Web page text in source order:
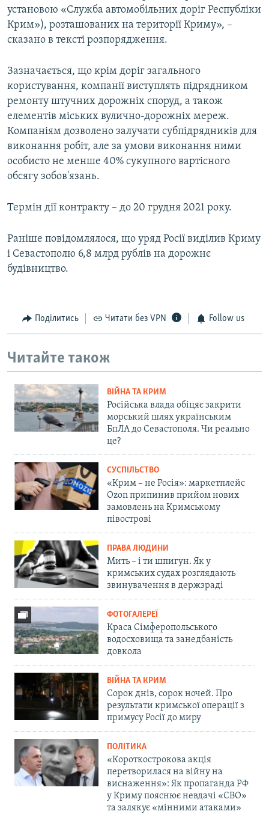
установою «Служба автомобільних доріг Республіки
Крим»), розташованих на території Криму», –
сказано в тексті розпорядження.
Зазначається, що крім доріг загального
користування, компанії виступлять підрядником
ремонту штучних дорожніх споруд, а також
елементів міських вулично-дорожніх мереж.
Компаніям дозволено залучати субпідрядників для
виконання робіт, але за умови виконання ними
особисто не менше 40% сукупного вартісного
обсягу зобов'язань.
Термін дії контракту – до 20 грудня 2021 року.
Раніше повідомлялося, що уряд Росії виділив Криму
і Севастополю 6,8 млрд рублів на дорожнє
будівництво.
Поділитись Читати без VPN Follow us
Читайте також
ВІЙНА ТА КРИМ
Російська влада обіцяє закрити
морський шлях українським
БпЛА до Севастополя. Чи реально
це?
СУСПІЛЬСТВО
«Крим – не Росія»: маркетплейс
Ozon припинив прийом нових
замовлень на Кримському
півострові
ПРАВА ЛЮДИНИ
Мить – і ти шпигун. Як у
кримських судах розглядають
звинувачення в держзраді
ФОТОГАЛЕРЕЇ
Краса Сімферопольського
водосховища та занедбаність
довкола
ВІЙНА ТА КРИМ
Сорок днів, сорок ночей. Про
результати кримської операції з
примусу Росії до миру
ПОЛІТИКА
«Короткострокова акція
перетворилася на війну на
виснаження»: Як пропаганда РФ
у Криму пояснює невдачі «СВО»
та залякує «мінними атаками»